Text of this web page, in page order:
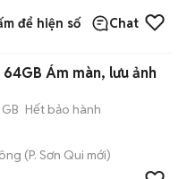
để hiện số Chat
64GB Ám màn, lưu ảnh
Hết bảo hành
(P. Sơn Qui mới)